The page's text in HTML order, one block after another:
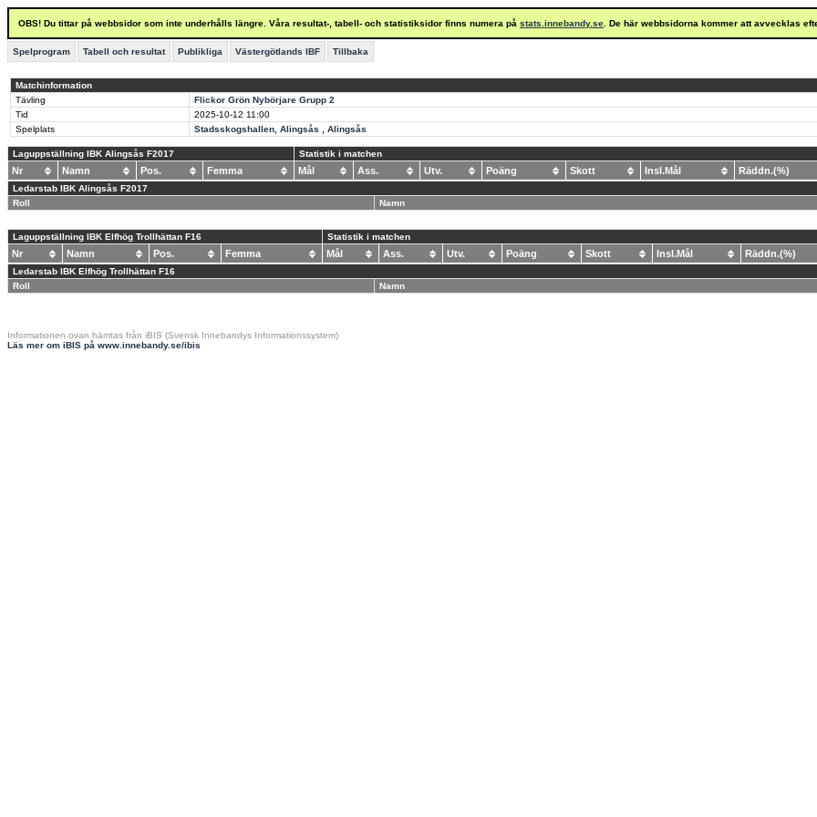
OBS! Du tittar på webbsidor som inte underhålls längre. Våra resultat-, tabell- och statistiksidor finns numera på stats.innebandy.se . De här webbsidorna kommer att avvecklas
Spelprogram Tabell och resultat Publikliga Västergötlands IBF Tillbaka
Matchinformation
Tävling
Flickor Grön Nybörjare Grupp 2
Tid
2025-10-12 11:00
Spelplats
Stadsskogshallen, Alingsås , Alingsås
Laguppställning IBK Alingsås F2017 Statistik i matchen
Nr Namn Pos. Femma Mål Ass. Utv. Poäng Skott Insl.Mål Räddn.(%)
Ledarstab IBK Alingsås F2017
Roll
Namn
Laguppställning IBK Elfhög Trollhättan F16 Statistik i matchen
Nr Namn Pos. Femma Mål Ass. Utv. Poäng Skott Insl.Mål Räddn.(%)
Ledarstab IBK Elfhög Trollhättan F16
Roll
Namn
Informationen ovan hämtas från iBIS (Svensk Innebandys Informationssystem)
Läs mer om iBIS på www.innebandy.se/ibis